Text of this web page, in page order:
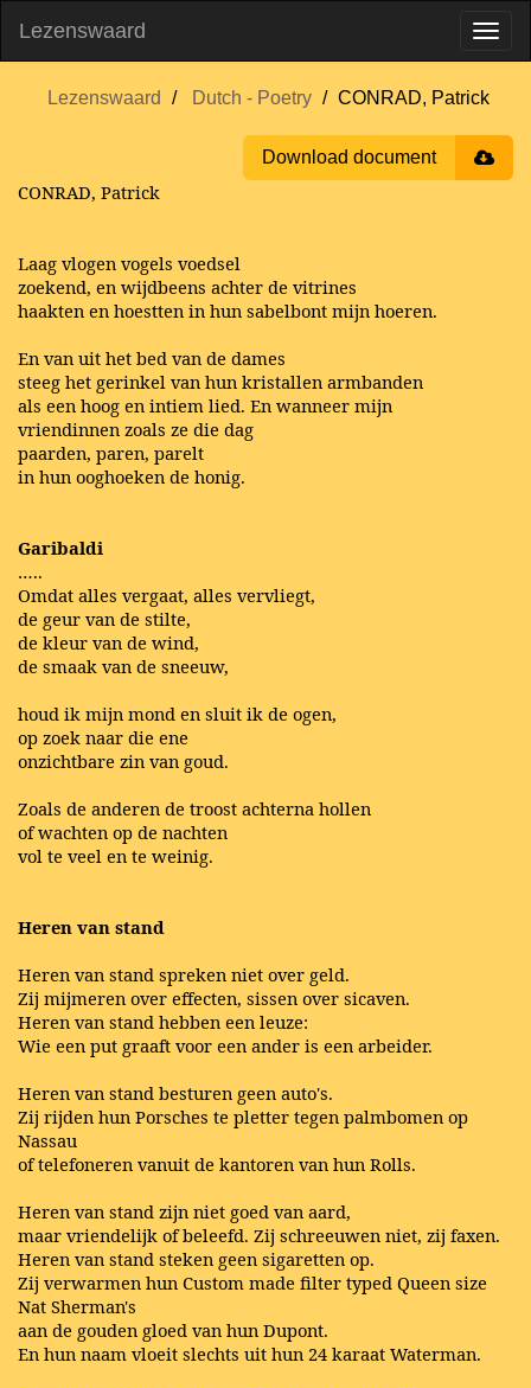
Lezenswaard
Lezenswaard Dutch - Poetry CONRAD, Patrick
Download document
CONRAD, Patrick
Laag vlogen vogels voedsel
zoekend, en wijdbeens achter de vitrines
haakten en hoestten in hun sabelbont mijn hoeren.
En van uit het bed van de dames
steeg het gerinkel van hun kristallen armbanden
als een hoog en intiem lied. En wanneer mijn
vriendinnen zoals ze die dag
paarden, paren, parelt
in hun ooghoeken de honig.
Garibaldi
…..
Omdat alles vergaat, alles vervliegt,
de geur van de stilte,
de kleur van de wind,
de smaak van de sneeuw,
houd ik mijn mond en sluit ik de ogen,
op zoek naar die ene
onzichtbare zin van goud.
Zoals de anderen de troost achterna hollen
of wachten op de nachten
vol te veel en te weinig.
Heren van stand
Heren van stand spreken niet over geld.
Zij mijmeren over effecten, sissen over sicaven.
Heren van stand hebben een leuze:
Wie een put graaft voor een ander is een arbeider.
Heren van stand besturen geen auto's.
Zij rijden hun Porsches te pletter tegen palmbomen op
Nassau
of telefoneren vanuit de kantoren van hun Rolls.
Heren van stand zijn niet goed van aard,
maar vriendelijk of beleefd. Zij schreeuwen niet, zij faxen.
Heren van stand steken geen sigaretten op.
Zij verwarmen hun Custom made filter typed Queen size
Nat Sherman's
aan de gouden gloed van hun Dupont.
En hun naam vloeit slechts uit hun 24 karaat Waterman.